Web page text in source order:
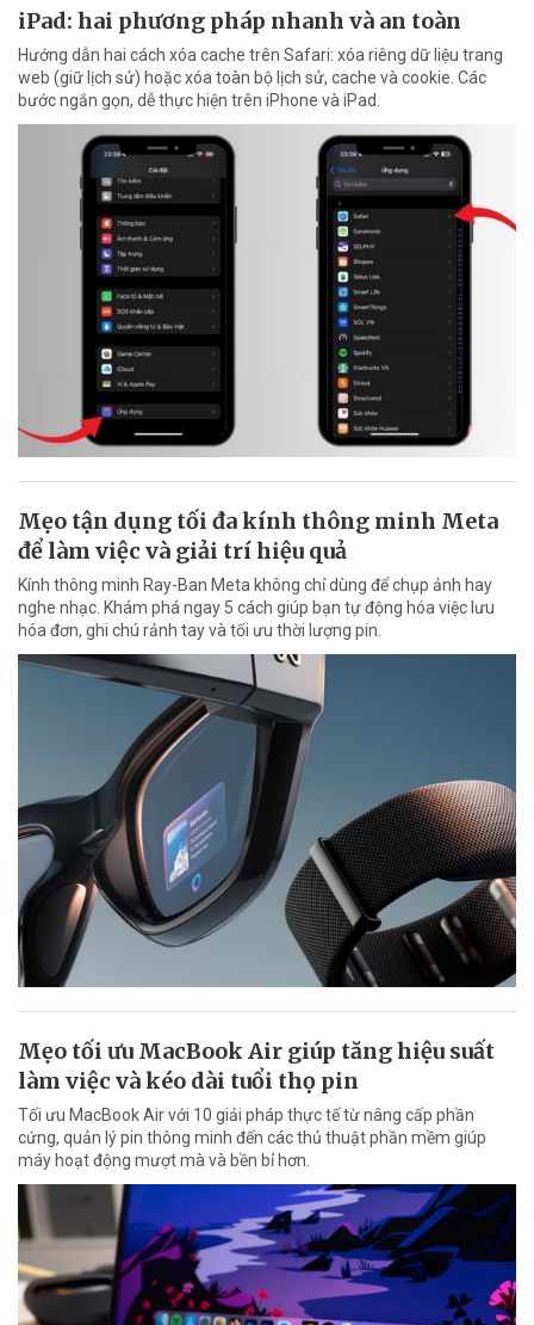
iPad: hai phương pháp nhanh và an toàn
Hướng dẫn hai cách xóa cache trên Safari: xóa riêng dữ liệu trang
web (giữ lịch sử) hoặc xóa toàn bộ lịch sử, cache và cookie. Các
bước ngắn gọn, dễ thực hiện trên iPhone và iPad.
Mẹo tận dụng tối đa kính thông minh Meta
để làm việc và giải trí hiệu quả
Kính thông minh Ray-Ban Meta không chỉ dùng để chụp ảnh hay
nghe nhạc. Khám phá ngay 5 cách giúp bạn tự động hóa việc lưu
hóa đơn, ghi chú rảnh tay và tối ưu thời lượng pin.
Mẹo tối ưu MacBook Air giúp tăng hiệu suất
làm việc và kéo dài tuổi thọ pin
Tối ưu MacBook Air với 10 giải pháp thực tế từ nâng cấp phần
cứng, quản lý pin thông minh đến các thủ thuật phần mềm giúp
máy hoạt động mượt mà và bền bỉ hơn.